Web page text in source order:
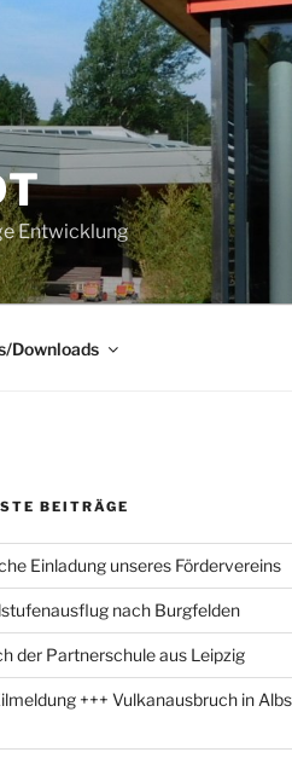
Entwicklung
Downloads
BEITRÄGE
Einladung unseres Fördervereins
nach Burgfelden
der Partnerschule aus Leipzig
+++ Vulkanausbruch in